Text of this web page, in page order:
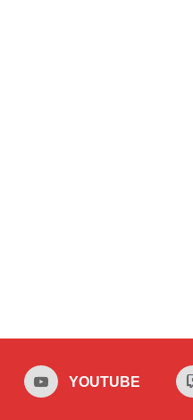
YOUTUBE